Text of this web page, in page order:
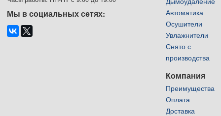
Мы в социальных сетях:
Автоматика
Осушители
Увлажнители
Снято с
производства
Компания
Преимущества
Оплата
Доставка